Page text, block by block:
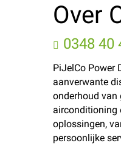
Over
0348 40
PiJelCo Power
aanverwante
onderhoud van
airconditioning
oplossingen,
persoonlijke